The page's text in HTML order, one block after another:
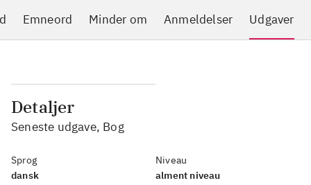
Emneord Minder om Anmeldelser Udgaver
Detaljer
Seneste udgave, Bog
dansk